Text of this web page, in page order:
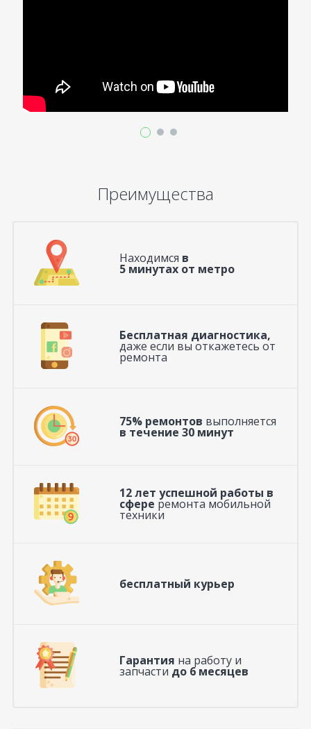
Преимущества
Находимся в
5 минутах от метро
Бесплатная диагностика,
даже если вы откажетесь от
ремонта
75% ремонтов выполняется
в течение 30 минут
12 лет успешной работы в
сфере ремонта мобильной
техники
бесплатный курьер
Гарантия на работу и
запчасти до 6 месяцев